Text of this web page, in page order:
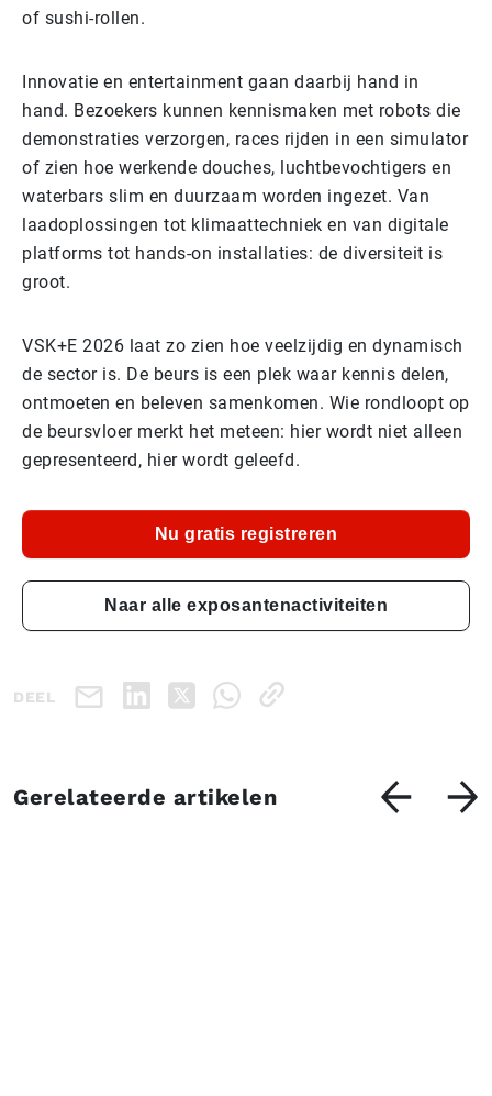
of sushi-rollen.
Innovatie en entertainment gaan daarbij hand in
hand. Bezoekers kunnen kennismaken met robots die
demonstraties verzorgen, races rijden in een simulator
of zien hoe werkende douches, luchtbevochtigers en
waterbars slim en duurzaam worden ingezet. Van
laadoplossingen tot klimaattechniek en van digitale
platforms tot hands-on installaties: de diversiteit is
groot.
VSK+E 2026 laat zo zien hoe veelzijdig en dynamisch
de sector is. De beurs is een plek waar kennis delen,
ontmoeten en beleven samenkomen. Wie rondloopt op
de beursvloer merkt het meteen: hier wordt niet alleen
gepresenteerd, hier wordt geleefd.
Nu gratis registreren
Naar alle exposantenactiviteiten
DEEL
Gerelateerde artikelen